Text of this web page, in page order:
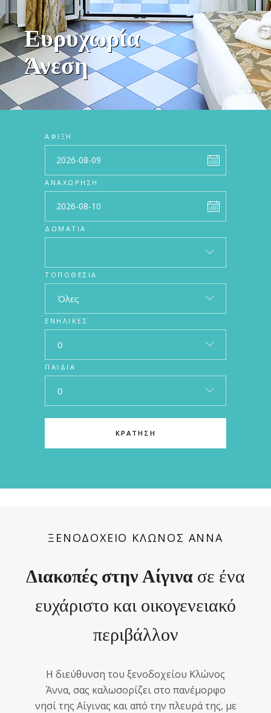
Διαμονή
Ευχάριστη
ΆΦΙΞΗ
ΑΝΑΧΏΡΗΣΗ
ΔΩΜΆΤΙΑ
ΤΟΠΟΘΕΣΊΑ
Όλες
ΕΝΉΛΙΚΕΣ
0
ΠΑΙΔΙΆ
0
ΚΡΆΤΗΣΗ
ΞΕΝΟΔΟΧΕΙΟ ΚΛΩΝΟΣ ΑΝΝΑ
Διακοπές στην Αίγινα σε ένα
ευχάριστο και οικογενειακό
περιβάλλον
Η διεύθυνση του ξενοδοχείου Κλώνος
Άννα, σας καλωσορίζει στο πανέμορφο
νησί της Αίγινας και από την πλευρά της, με